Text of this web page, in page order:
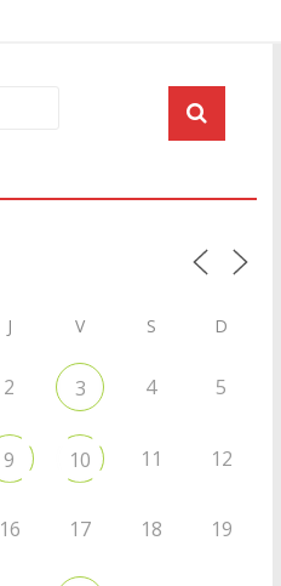
J V S D
2 3 4 5
9 10 11 12
16 17 18 19